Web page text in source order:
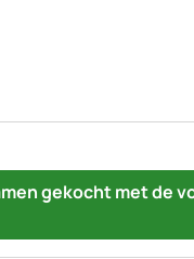
gekocht met de